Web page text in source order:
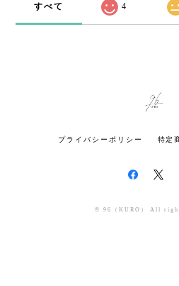
すべて 4
プライバシーポリシー 特定
© 96（KURO） All